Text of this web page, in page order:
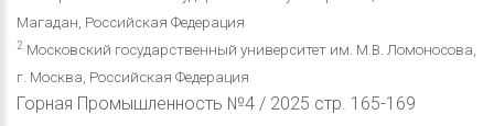
Магадан, Российская Федерация
2 Московский государственный университет им. М.В. Ломоносова,
г. Москва, Российская Федерация
Горная Промышленность №4 / 2025 стр. 165-169